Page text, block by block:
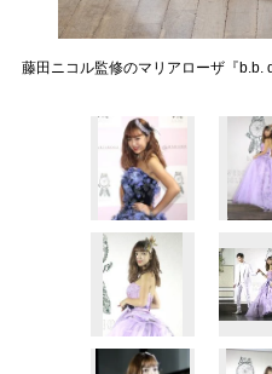
藤田ニコル監修のマリアローザ『b.b.